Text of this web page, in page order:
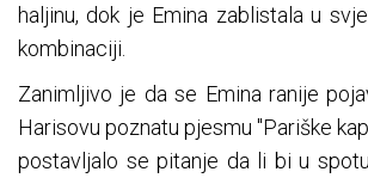
haljinu, dok je Emina zablistala u
kombinaciji.
Zanimljivo je da se Emina ranije
Harisovu poznatu pjesmu "Pariške
postavljalo se pitanje da li bi u